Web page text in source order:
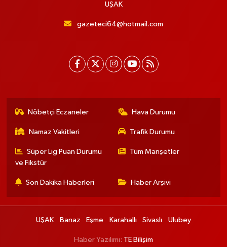
UŞAK
gazeteci64@hotmail.com
Nöbetçi Eczaneler Hava Durumu
Namaz Vakitleri Trafik Durumu
Süper Lig Puan Durumu
ve Fikstür
Tüm Manşetler
Son Dakika Haberleri Haber Arşivi
UŞAK Banaz Eşme Karahallı Sivaslı Ulubey
Haber Yazılımı: TE Bilişim